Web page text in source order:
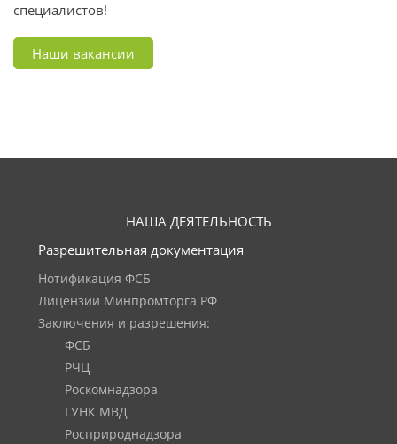
специалистов!
Наши вакансии
НАША ДЕЯТЕЛЬНОСТЬ
Разрешительная документация
Нотификация ФСБ
Лицензии Минпромторга РФ
Заключения и разрешения:
ФСБ
РЧЦ
Роскомнадзора
ГУНК МВД
Росприроднадзора